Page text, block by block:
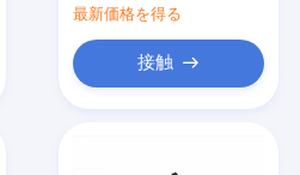
最新価格を得る
接触